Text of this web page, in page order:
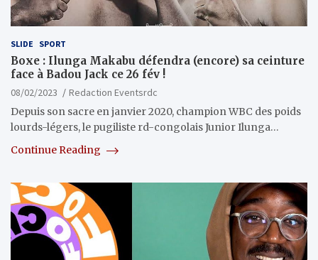
SLIDE SPORT
Boxe : Ilunga Makabu défendra (encore) sa ceinture
face à Badou Jack ce 26 fév !
08/02/2023
Redaction Eventsrdc
Depuis son sacre en janvier 2020, champion WBC des poids
lourds-légers, le pugiliste rd-congolais Junior Ilunga…
Continue Reading